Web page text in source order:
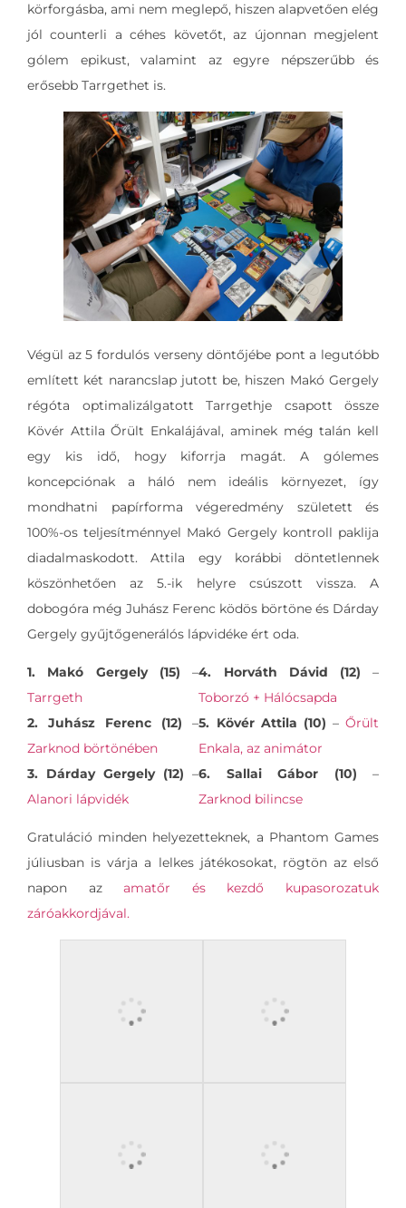
körforgásba, ami nem meglepő, hiszen alapvetően elég
jól counterli a céhes követőt, az újonnan megjelent
gólem epikust, valamint az egyre népszerűbb és
erősebb Tarrgethet is.
Végül az 5 fordulós verseny döntőjébe pont a legutóbb
említett két narancslap jutott be, hiszen Makó Gergely
régóta optimalizálgatott Tarrgethje csapott össze
Kövér Attila Őrült Enkalájával, aminek még talán kell
egy kis idő, hogy kiforrja magát. A gólemes
koncepciónak a háló nem ideális környezet, így
mondhatni papírforma végeredmény született és
100%-os teljesítménnyel Makó Gergely kontroll paklija
diadalmaskodott. Attila egy korábbi döntetlennek
köszönhetően az 5.-ik helyre csúszott vissza. A
dobogóra még Juhász Ferenc ködös börtöne és Dárday
Gergely gyűjtőgenerálós lápvidéke ért oda.
1. Makó Gergely (15)–
Tarrgeth
2. Juhász Ferenc (12) –
Zarknod börtönében
3. Dárday Gergely (12)–
Alanori lápvidék
4. Horváth Dávid (12) –
Toborzó + Hálócsapda
5. Kövér Attila (10) –Őrült
Enkala, az animátor
6. Sallai Gábor (10) –
Zarknod bilincse
Gratuláció minden helyezetteknek, a Phantom Games
júliusban is várja a lelkes játékosokat, rögtön az első
napon azamatőr és kezdő kupasorozatuk
záróakkordjával.